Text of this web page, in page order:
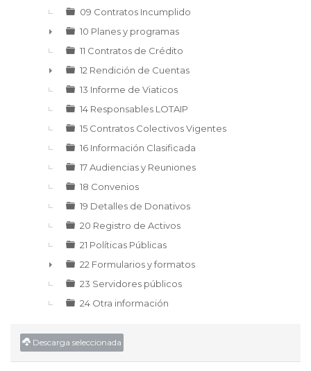
09 Contratos Incumplido
►
10 Planes y programas
11 Contratos de Crédito
►
12 Rendición de Cuentas
13 Informe de Viaticos
14 Responsables LOTAIP
15 Contratos Colectivos Vigentes
16 Información Clasificada
17 Audiencias y Reuniones
18 Convenios
19 Detalles de Donativos
20 Registro de Activos
21 Políticas Públicas
►
22 Formularios y formatos
23 Servidores públicos
24 Otra información
Descarga seleccionada